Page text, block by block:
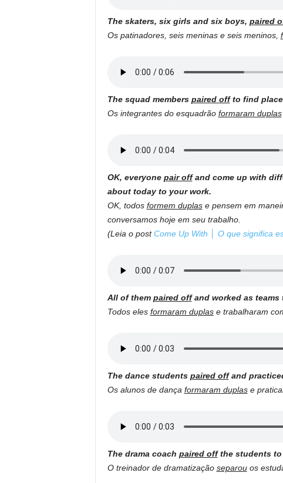
The skaters, six girls and six boys, paired
Os patinadores, seis meninas e seis meninos,
The squad members paired offto find
Os integrantes do esquadrão formaram duplas
OK, everyone pair offand come up with
about today to your work.
OK, todos formem duplase pensem em
conversamos hoje em seu trabalho.
(Leia o postCome Up With │ O que significa
All of them paired offand worked as teams
Todos eles formaram duplase trabalharam
The dance students paired offand
Os alunos de dança formaram duplase
The drama coach paired offthe students to
O treinador de dramatização separouos